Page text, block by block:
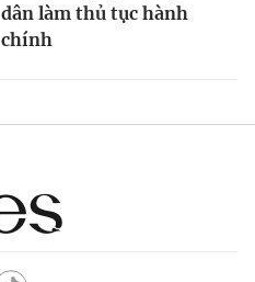
dân làm thủ tục hành
chính